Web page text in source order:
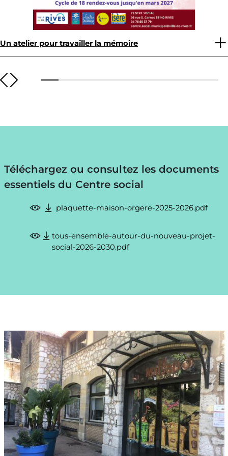
Un atelier pour travailler la mémoire
Téléchargez ou consultez les documents
essentiels du Centre social
plaquette-maison-orgere-2025-2026.pdf
tous-ensemble-autour-du-nouveau-projet-
social-2026-2030.pdf
Image